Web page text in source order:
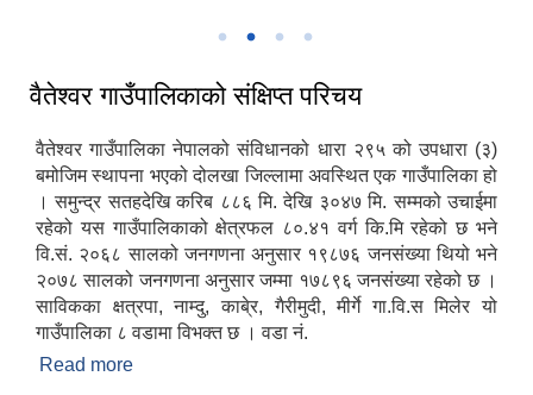
वैतेश्वर गाउँपालिकाको संक्षिप्त परिचय
वैतेश्वर गाउँपालिका नेपालको संविधानको धारा २९५ को उपधारा (३)
बमोजिम स्थापना भएको दोलखा जिल्लामा अवस्थित एक गाउँपालिका हो
। समुन्द्र सतहदेखि करिब ८८६ मि. देखि ३०४७ मि. सम्मको उचाईमा
रहेको यस गाउँपालिकाको क्षेत्रफल ८०.४१ वर्ग कि.मि रहेको छ भने
वि.सं. २०६८ सालको जनगणना अनुसार १९८७६ जनसंख्या थियो भने
२०७८ सालको जनगणना अनुसार जम्मा १७८९६ जनसंख्या रहेको छ ।
साविकका क्षत्रपा, नाम्दु, काबे्र, गैरीमुदी, मीर्गे गा.वि.स मिलेर यो
गाउँपालिका ८ वडामा विभक्त छ । वडा नं.
Read more